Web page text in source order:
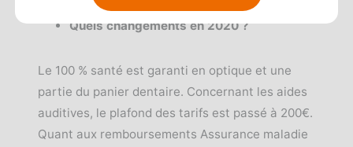
Quels changements en 2020 ?
Le 100 % santé est garanti en optique et une
partie du panier dentaire. Concernant les aides
auditives, le plafond des tarifs est passé à 200€.
Quant aux remboursements Assurance maladie